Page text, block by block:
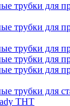
трубки для
трубки для
трубки для
трубки для
трубки для
трубки для
THT